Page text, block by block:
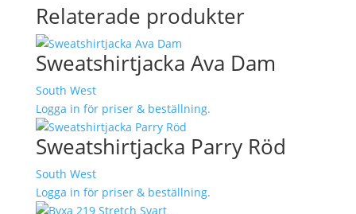
Relaterade produkter
Sweatshirtjacka Ava Dam
South West
Logga in för priser & beställning.
Sweatshirtjacka Parry Röd
South West
Logga in för priser & beställning.